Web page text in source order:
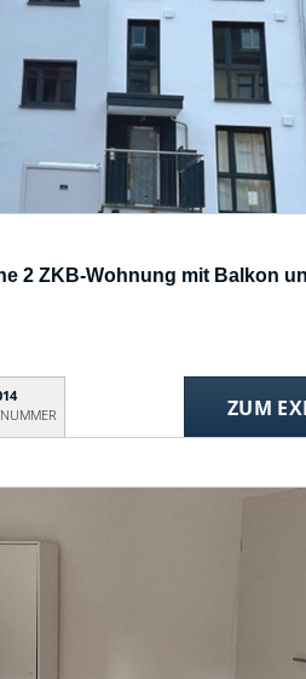
2 ZKB-Wohnung mit Balkon
ZUM